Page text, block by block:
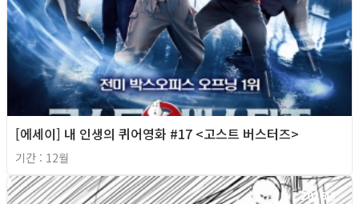
[에세이] 내 인생의 퀴어영화 #17 <고스트 버스터즈>
기간 : 12월
2016년